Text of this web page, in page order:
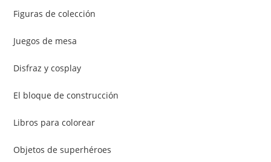
Figuras de colección
Juegos de mesa
Disfraz y cosplay
El bloque de construcción
Libros para colorear
Objetos de superhéroes